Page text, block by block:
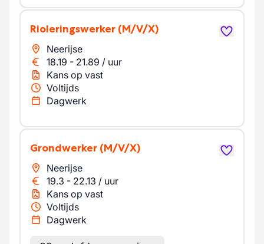
Rioleringswerker (M/V/X)
Neerijse
18.19 - 21.89 / uur
Kans op vast
Voltijds
Dagwerk
Grondwerker (M/V/X)
Neerijse
19.3 - 22.13 / uur
Kans op vast
Voltijds
Dagwerk